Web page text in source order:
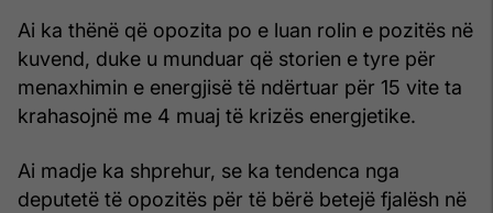
Ai ka thënë që opozita po e luan rolin e pozitës në
kuvend, duke u munduar që storien e tyre për
menaxhimin e energjisë të ndërtuar për 15 vite ta
krahasojnë me 4 muaj të krizës energjetike.
Ai madje ka shprehur, se ka tendenca nga
deputetë të opozitës për të bërë betejë fjalësh në